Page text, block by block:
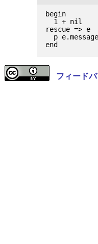
begin
  1 + nil
rescue => e
p
フィード